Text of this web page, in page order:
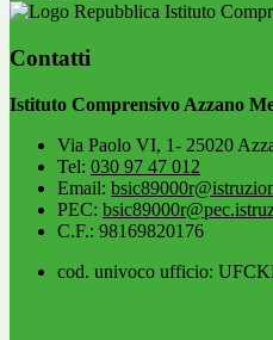
Istituto
Contatti
Istituto Comprensivo Azzano
Via Paolo VI, 1- 25020
Tel: 030 97 47 012
Email:
PEC:
C.F.: 98169820176
cod. univoco ufficio: